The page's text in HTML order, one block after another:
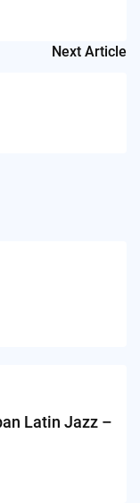
Next Article
Latin Jazz –